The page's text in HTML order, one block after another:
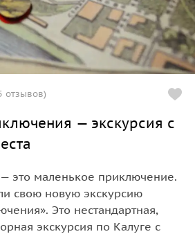
отзывов)
— экскурсия с
это маленькое приключение.
свою новую экскурсию
Это нестандартная,
экскурсия по Калуге с